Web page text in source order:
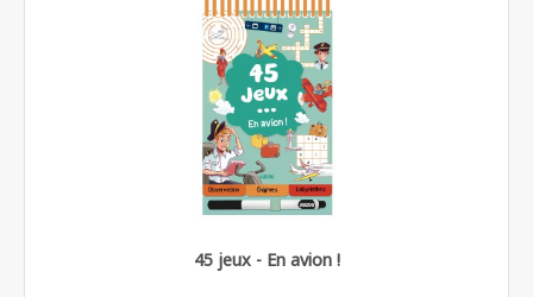
45 jeux - En avion !